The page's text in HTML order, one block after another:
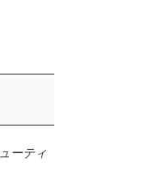
ーティ